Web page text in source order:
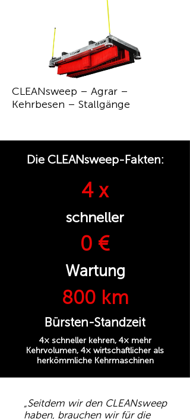
CLEANsweep – Agrar –
Kehrbesen – Stallgänge
Die CLEANsweep-Fakten:
4 x
schneller
0 €
Wartung
800 km
Bürsten-Standzeit
4× schneller kehren, 4× mehr
Kehrvolumen, 4× wirtschaftlicher als
herkömmliche Kehrmaschinen
„Seitdem wir den CLEANsweep
haben, brauchen wir für die